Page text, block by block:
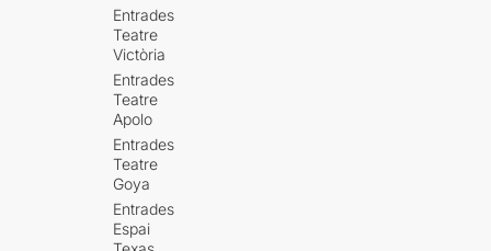
Entrades
Teatre
Victòria
Entrades
Teatre
Apolo
Entrades
Teatre
Goya
Entrades
Espai